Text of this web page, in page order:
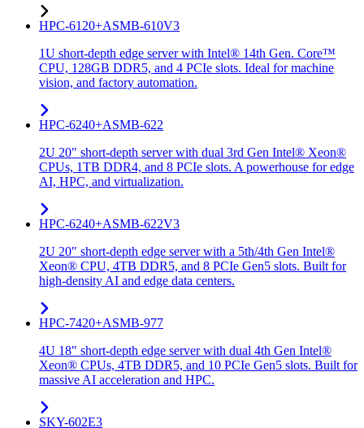
HPC-6120+ASMB-610V3
1U short-depth edge server with Intel® 14th Gen. Core™
CPU, 128GB DDR5, and 4 PCIe slots. Ideal for machine
vision, and factory automation.
HPC-6240+ASMB-622
2U 20" short-depth server with dual 3rd Gen Intel® Xeon®
CPUs, 1TB DDR4, and 8 PCIe slots. A powerhouse for edge
AI, HPC, and virtualization.
HPC-6240+ASMB-622V3
2U 20" short-depth edge server with a 5th/4th Gen Intel®
Xeon® CPU, 4TB DDR5, and 8 PCIe Gen5 slots. Built for
high-density AI and edge data centers.
HPC-7420+ASMB-977
4U 18" short-depth edge server with dual 4th Gen Intel®
Xeon® CPUs, 4TB DDR5, and 10 PCIe Gen5 slots. Built for
massive AI acceleration and HPC.
SKY-602E3